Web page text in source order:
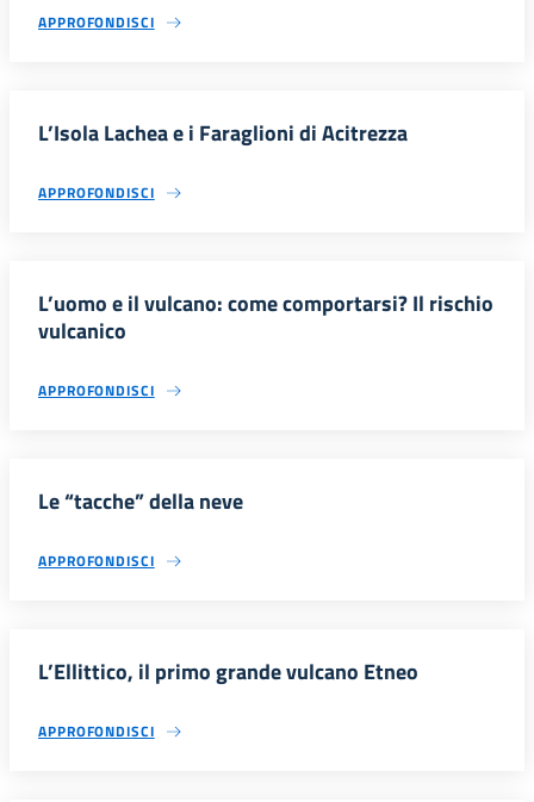
APPROFONDISCI
L’Isola Lachea e i Faraglioni di Acitrezza
APPROFONDISCI
L’uomo e il vulcano: come comportarsi? Il rischio
vulcanico
APPROFONDISCI
Le “tacche” della neve
APPROFONDISCI
L’Ellittico, il primo grande vulcano Etneo
APPROFONDISCI